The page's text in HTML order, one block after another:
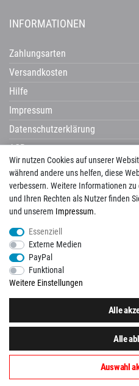
Wir nutzen Cookies auf unserer
während andere uns helfen, diese
verbessern. Weitere Informationen
und Ihren Rechten als Nutzer finden
und unserem Impressum.
Essenziell
Externe Medien
PayPal
Funktional
Weitere Einstellungen
Alle
Alle
Auswahl
INFORMATIONEN
Zahlungsarten
Versandkosten
Hilfe
Impressum
Datenschutzerklärung
AGB
Widerrufsrecht
Avenarius
Corpotherma
Del Conca
ermes aurelia
HSK
Imso KIS
Pecasa
Placke progetto baucer
© Copyright 2026 Paustenbacher